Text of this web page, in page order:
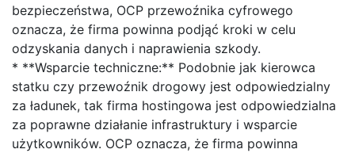
bezpieczeństwa, OCP przewoźnika cyfrowego
oznacza, że firma powinna podjąć kroki w celu
odzyskania danych i naprawienia szkody.
* **Wsparcie techniczne:** Podobnie jak kierowca
statku czy przewoźnik drogowy jest odpowiedzialny
za ładunek, tak firma hostingowa jest odpowiedzialna
za poprawne działanie infrastruktury i wsparcie
użytkowników. OCP oznacza, że firma powinna